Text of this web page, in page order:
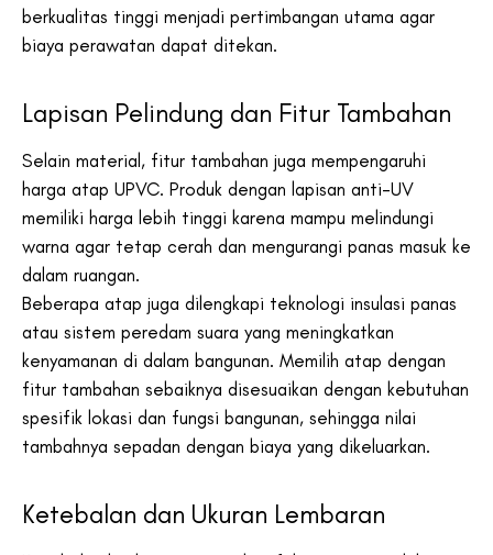
berkualitas tinggi menjadi pertimbangan utama agar
biaya perawatan dapat ditekan.
Lapisan Pelindung dan Fitur Tambahan
Selain material, fitur tambahan juga mempengaruhi
harga atap UPVC. Produk dengan lapisan anti-UV
memiliki harga lebih tinggi karena mampu melindungi
warna agar tetap cerah dan mengurangi panas masuk ke
dalam ruangan.
Beberapa atap juga dilengkapi teknologi insulasi panas
atau sistem peredam suara yang meningkatkan
kenyamanan di dalam bangunan. Memilih atap dengan
fitur tambahan sebaiknya disesuaikan dengan kebutuhan
spesifik lokasi dan fungsi bangunan, sehingga nilai
tambahnya sepadan dengan biaya yang dikeluarkan.
Ketebalan dan Ukuran Lembaran